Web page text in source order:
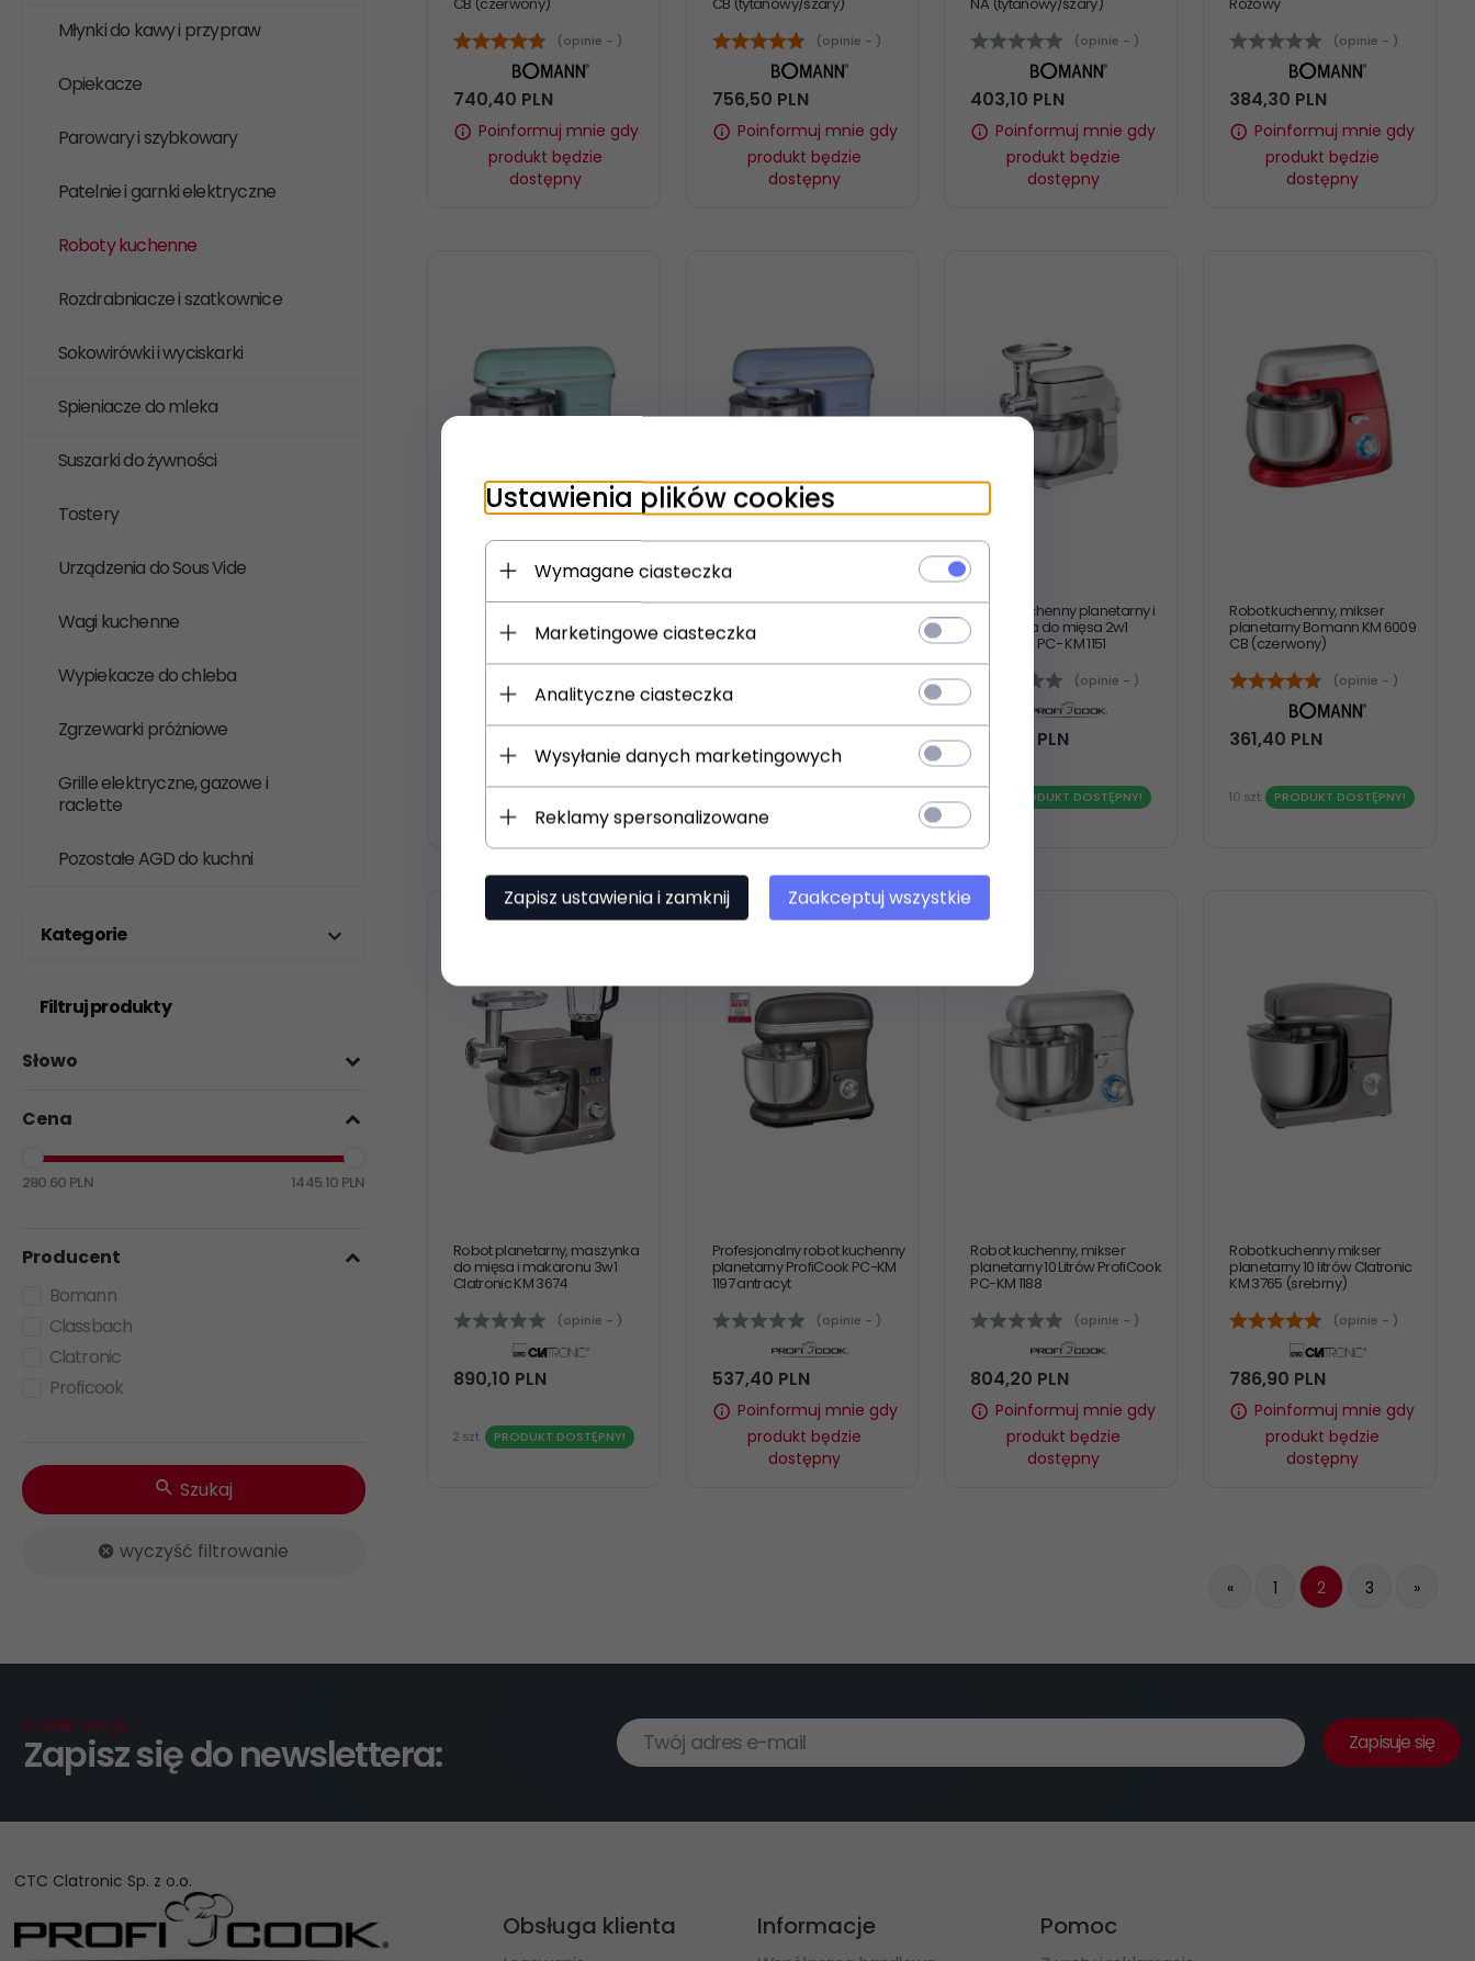
Młynki do kawy i przypraw
Opiekacze
Parowary i szybkowary
Patelnie i garnki elektryczne
Roboty kuchenne
Rozdrabniacze i szatkownice
Sokowirówki i wyciskarki
Spieniacze do mleka
Suszarki do żywności
Tostery
Urządzenia do Sous Vide
Wagi kuchenne
Wypiekacze do chleba
Zgrzewarki próżniowe
Grille elektryczne, gazowe i
raclette
Pozostałe AGD do kuchni
Kategorie
Filtruj produkty
Słowo
Cena
280.60 PLN 1445.10 PLN
Producent
Bomann
Classbach
Clatronic
Proficook
Szukaj
wyczyść filtrowanie
(opinie - )
740,40 PLN
Poinformuj mnie gdy
produkt będzie
dostępny
(opinie - )
756,50 PLN
Poinformuj mnie gdy
produkt będzie
dostępny
(opinie - )
403,10 PLN
Poinformuj mnie gdy
produkt będzie
dostępny
(opinie - )
384,30 PLN
Poinformuj mnie gdy
produkt będzie
dostępny
mikser Bomann KM 6030
Miętowo-Zielony
Robot kuchenny planetarny
do ciasta Bomann KM 6030
Niebieski
Robot kuchenny planetarny i
maszynka do mięsa 2w1
ProfiCook PC- KM 1151
(opinie - )
PLN
PRODUKT DOSTĘPNY!
Robot kuchenny, mikser
planetarny Bomann KM 6009
CB (czerwony)
(opinie - )
361,40 PLN
PRODUKT DOSTĘPNY!
10 szt.
Robot planetarny, maszynka
do mięsa i makaronu 3w1
Clatronic KM 3674
(opinie - )
890,10 PLN
PRODUKT DOSTĘPNY!
2 szt.
Profesjonalny robot kuchenny
planetarny ProfiCook PC-KM
1197 antracyt
(opinie - )
537,40 PLN
Poinformuj mnie gdy
produkt będzie
dostępny
Robot kuchenny, mikser
planetarny 10 Litrów ProfiCook
PC-KM 1188
(opinie - )
804,20 PLN
Poinformuj mnie gdy
produkt będzie
dostępny
Robot kuchenny mikser
planetarny 10 litrów Clatronic
KM 3765 (srebrny)
(opinie - )
786,90 PLN
Poinformuj mnie gdy
produkt będzie
dostępny
« 1 2 3 »
Subskrypcja
Zapisz się do newslettera: Twój adres e-mail Zapisuje się
CTC Clatronic Sp. z o.o.
Obsługa klienta Informacje Pomoc
Ustawienia plików cookies
Wymagane ciasteczka
Marketingowe ciasteczka
Analityczne ciasteczka
Wysyłanie danych marketingowych
Reklamy spersonalizowane
Zapisz ustawienia i zamknij Zaakceptuj wszystkie